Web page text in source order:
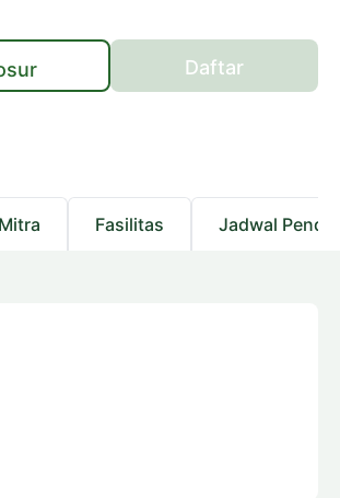
Daftar
Mitra Fasilitas Jadwal